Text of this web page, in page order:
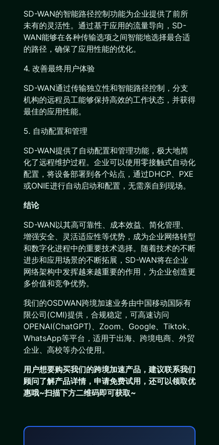
SD-WAN的智能路径控制功能为企业提供了前所
未有的灵活性。通过基于应用的流量导向，SD-
WAN能够在各种传输选项之间智能地选择最合适
的路径，确保了应用性能的优化。
4. 改善最终用户体验
SD-WAN通过传输独立性和智能路径控制，分支
机构的远程员工能够保持高效的工作状态，并获得
最佳的应用性能。
5. 自动配置和管理
SD-WAN提供了自动配置和管理功能，极大地简
化了远程维护过程。企业可以使用零接触式自动化
配置，将设备部署到各个站点，通过DHCP、PXE
或ONIE进行自动启动和配置，无需亲自到现场。
结论
SD-WAN以其高可靠性、成本效益、简化管理、
增强安全、灵活适应性等优势，成为企业网络转型
和数字化进程中的重要技术选择。随着技术的不断
进步和应用场景的不断拓展，SD-WAN将在企业
网络架构中发挥越来越重要的作用，为企业创造更
多价值和竞争优势。
我们的OSDWAN跨境加速业务由中国移动国际有
限公司(CMI)提供，合规稳定，可高速访问
OPENAI(ChatGPT)、Zoom、Google、Tiktok、
WhatsApp等平台，适用于出海、跨境电商、外贸
企业、高校等办公使用。
用户想要购买我们的跨境加速产品 ，建议联系我们
顾问了解产品详情，申请免费试用，还可以领取优
惠哦~扫描下方二维码即可获取~